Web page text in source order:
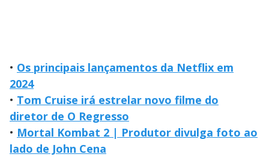
• Os principais lançamentos da Netflix em
2024
• Tom Cruise irá estrelar novo filme do
diretor de O Regresso
• Mortal Kombat 2 | Produtor divulga foto ao
lado de John Cena